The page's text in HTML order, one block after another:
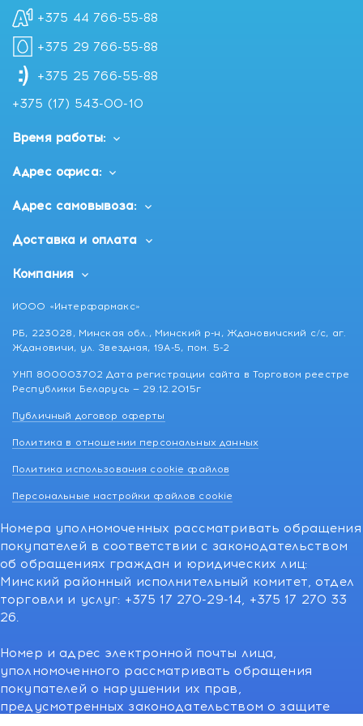
+375 44 766-55-88
+375 29 766-55-88
+375 25 766-55-88
+375 (17) 543-00-10
Время работы:
Адрес офиса:
Адрес самовывоза:
Доставка и оплата
Компания
ИООО «Интерфармакс»
РБ, 223028, Минская обл., Минский р-н, Ждановичский с/с, аг.
Ждановичи, ул. Звездная, 19А-5, пом. 5-2
УНП 800003702 Дата регистрации сайта в Торговом реестре
Республики Беларусь — 29.12.2015г
Публичный договор оферты
Политика в отношении персональных данных
Политика использования cookie файлов
Персональные настройки файлов cookie
Номера уполномоченных рассматривать обращения
покупателей в соответствии с законодательством
об обращениях граждан и юридических лиц:
Минский районный исполнительный комитет, отдел
торговли и услуг: +375 17 270-29-14, +375 17 270 33
26.
Номер и адрес электронной почты лица,
уполномоченного рассматривать обращения
покупателей о нарушении их прав,
предусмотренных законодательством о защите